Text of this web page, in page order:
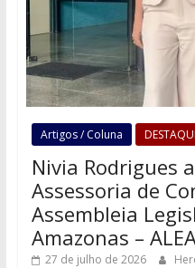
Artigos / Coluna
Nivia Rodrigues
Assessoria de
Assembleia
Amazonas –
27 de julho de 2026